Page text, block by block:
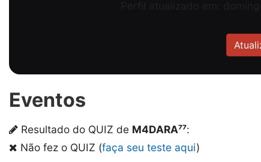
Eventos
Resultado do QUIZ de ㅤM4DARA⁷⁷:
Não fez o QUIZ (faça seu teste aqui)